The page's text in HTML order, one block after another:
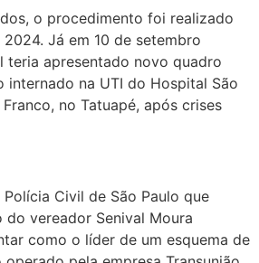
o procedimento foi realizado
Já em 10 de setembro
teria apresentado novo quadro
internado na UTI do Hospital São
no Tatuapé, após crises
Civil de São Paulo que
do vereador Senival Moura
como o líder de um esquema de